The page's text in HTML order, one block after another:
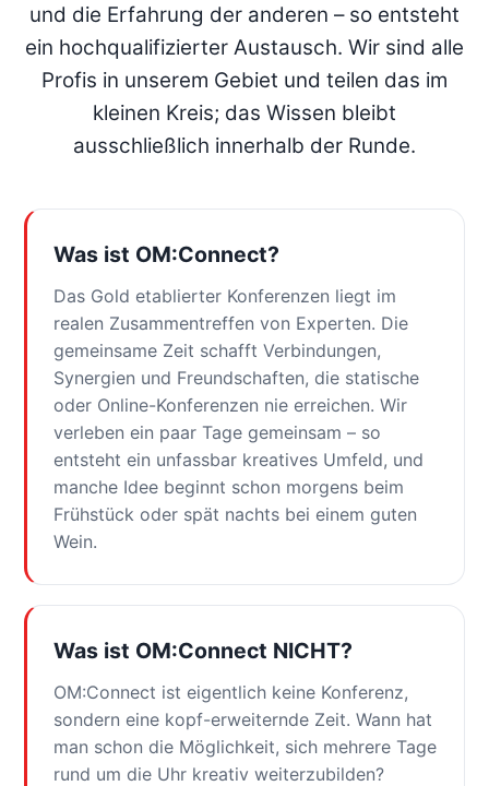
und die Erfahrung der anderen – so entsteht
ein hochqualifizierter Austausch. Wir sind alle
Profis in unserem Gebiet und teilen das im
kleinen Kreis; das Wissen bleibt
ausschließlich innerhalb der Runde.
Was ist OM:Connect?
Das Gold etablierter Konferenzen liegt im
realen Zusammentreffen von Experten. Die
gemeinsame Zeit schafft Verbindungen,
Synergien und Freundschaften, die statische
oder Online-Konferenzen nie erreichen. Wir
verleben ein paar Tage gemeinsam – so
entsteht ein unfassbar kreatives Umfeld, und
manche Idee beginnt schon morgens beim
Frühstück oder spät nachts bei einem guten
Wein.
Was ist OM:Connect NICHT?
OM:Connect ist eigentlich keine Konferenz,
sondern eine kopf-erweiternde Zeit. Wann hat
man schon die Möglichkeit, sich mehrere Tage
rund um die Uhr kreativ weiterzubilden?